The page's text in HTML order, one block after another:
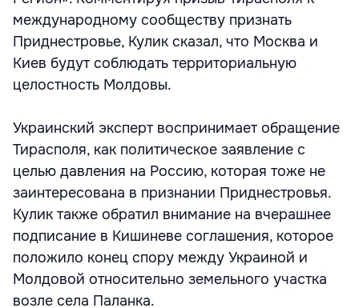
международному сообществу признать
Приднестровье, Кулик сказал, что Москва и
Киев будут соблюдать территориальную
целостность Молдовы.
Украинский эксперт воспринимает обращение
Тирасполя, как политическое заявление с
целью давления на Россию, которая тоже не
заинтересована в признании Приднестровья.
Кулик также обратил внимание на вчерашнее
подписание в Кишиневе соглашения, которое
положило конец спору между Украиной и
Молдовой относительно земельного участка
возле села Паланка.